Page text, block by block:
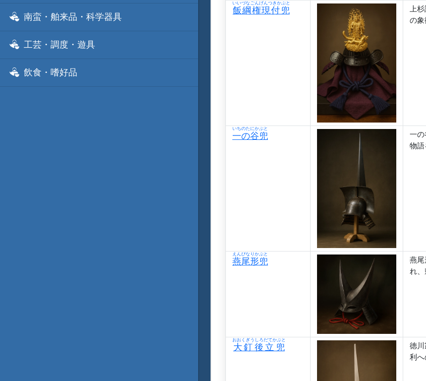
南蛮・舶来品・科学器具
工芸・調度・遊具
飲食・嗜好品
飯綱権現付兜
いいづなごんげんつきかぶと
上
の象
一の谷兜
いちのたにかぶと
一の
物語
燕尾形兜
えんびなりかぶと
燕尾
れ、
大釘後立兜
おおくぎうしろだてかぶと
徳川
利へ